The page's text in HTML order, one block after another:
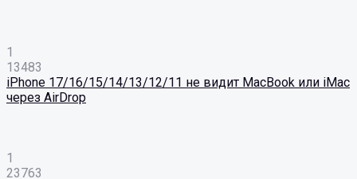
1
13483
iPhone 17/16/15/14/13/12/11 не видит MacBook или iMac
через AirDrop
1
23763